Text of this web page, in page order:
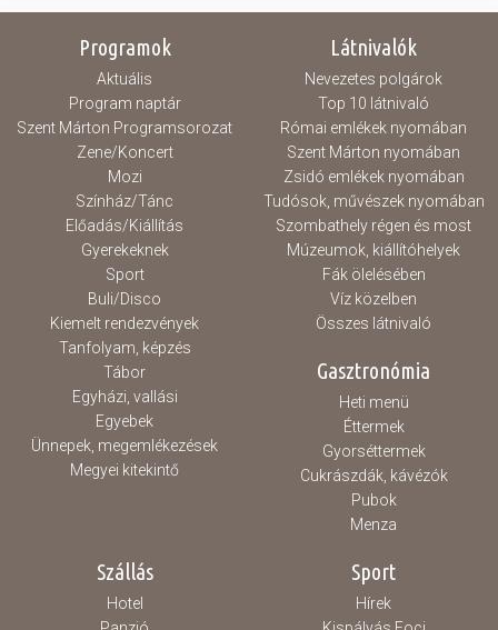
Programok
Aktuális
Program naptár
Szent Márton Programsorozat
Zene/Koncert
Mozi
Színház/Tánc
Előadás/Kiállítás
Gyerekeknek
Sport
Buli/Disco
Kiemelt rendezvények
Tanfolyam, képzés
Tábor
Egyházi, vallási
Egyebek
Ünnepek, megemlékezések
Megyei kitekintő
Látnivalók
Nevezetes polgárok
Top 10 látnivaló
Római emlékek nyomában
Szent Márton nyomában
Zsidó emlékek nyomában
Tudósok, művészek nyomában
Szombathely régen és most
Múzeumok, kiállítóhelyek
Fák ölelésében
Víz közelben
Összes látnivaló
Gasztronómia
Heti menü
Éttermek
Gyorséttermek
Cukrászdák, kávézók
Pubok
Menza
Szállás
Hotel
Sport
Hírek